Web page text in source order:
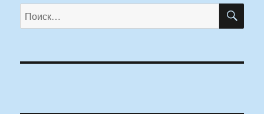
Искать: